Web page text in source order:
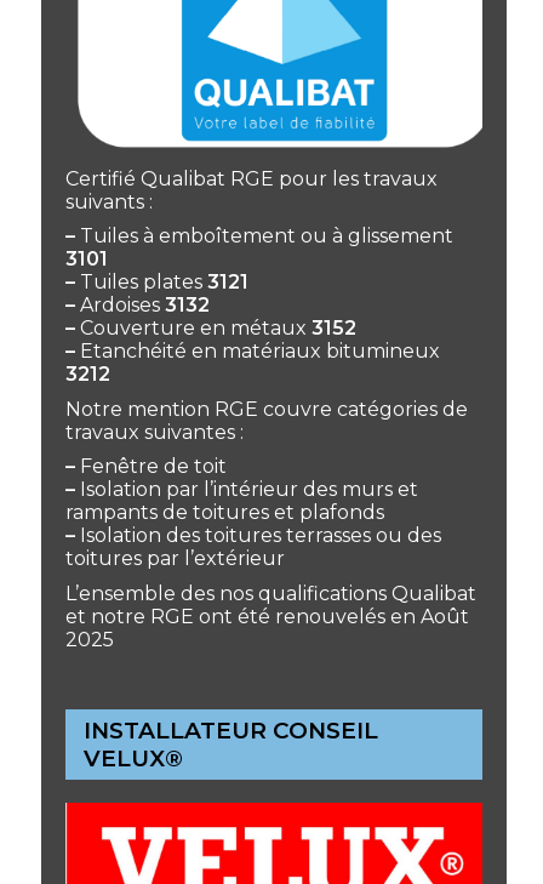
Certifié Qualibat RGE pour les travaux
suivants :
– Tuiles à emboîtement ou à glissement
3101
– Tuiles plates 3121
– Ardoises 3132
– Couverture en métaux 3152
– Etanchéité en matériaux bitumineux
3212
Notre mention RGE couvre catégories de
travaux suivantes :
– Fenêtre de toit
– Isolation par l’intérieur des murs et
rampants de toitures et plafonds
– Isolation des toitures terrasses ou des
toitures par l’extérieur
L’ensemble des nos qualifications Qualibat
et notre RGE ont été renouvelés en Août
2025
INSTALLATEUR CONSEIL
VELUX®